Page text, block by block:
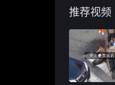
推荐视频